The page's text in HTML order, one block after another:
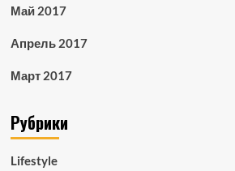
Май 2017
Апрель 2017
Март 2017
Рубрики
Lifestyle